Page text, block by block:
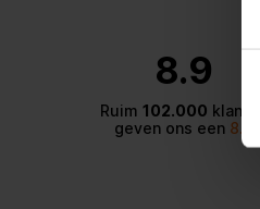
8.9
Ruim 102.000 klanten
geven ons een8.9